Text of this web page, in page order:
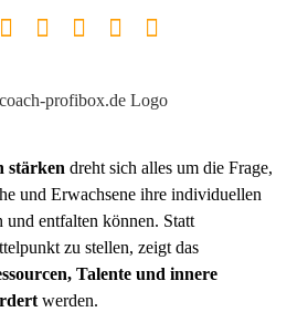
YouTubeInstagram
LinkedInTelefon
stärken dreht sich alles um die Frage,
und Erwachsene ihre individuellen
und entfalten können. Statt
zu stellen, zeigt das
Talente und innere
werden.